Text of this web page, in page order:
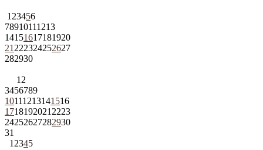
1 23456
78910111213
14151617181920
21 222324252627
282930
1 2
3456789
10111213141516
1718192021 2223
24252627282930
31
1 2345